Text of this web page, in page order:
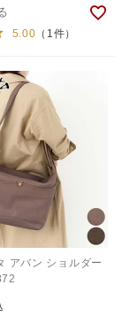
5.00 （1件）
アバン ショルダー